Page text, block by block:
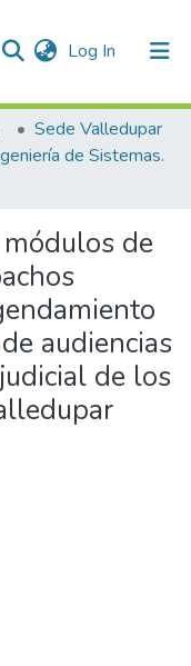
Log In (current)
Sede Valledupar
de Sistemas.
de
audiencias
de los